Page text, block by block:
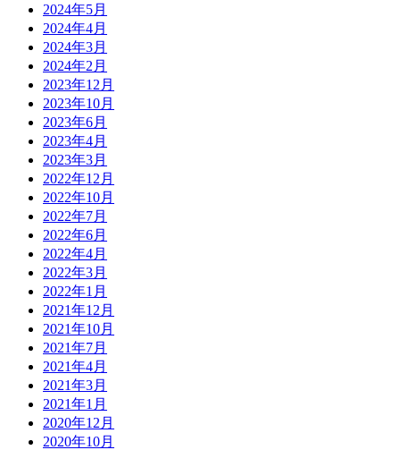
2024年5月
2024年4月
2024年3月
2024年2月
2023年12月
2023年10月
2023年6月
2023年4月
2023年3月
2022年12月
2022年10月
2022年7月
2022年6月
2022年4月
2022年3月
2022年1月
2021年12月
2021年10月
2021年7月
2021年4月
2021年3月
2021年1月
2020年12月
2020年10月